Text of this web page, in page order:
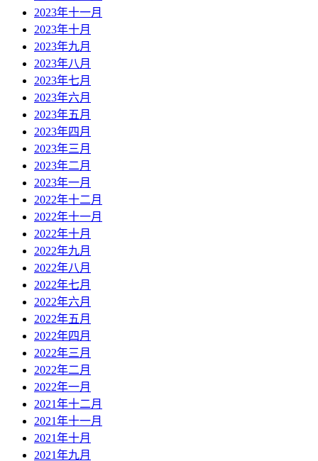
2023年十一月
2023年十月
2023年九月
2023年八月
2023年七月
2023年六月
2023年五月
2023年四月
2023年三月
2023年二月
2023年一月
2022年十二月
2022年十一月
2022年十月
2022年九月
2022年八月
2022年七月
2022年六月
2022年五月
2022年四月
2022年三月
2022年二月
2022年一月
2021年十二月
2021年十一月
2021年十月
2021年九月